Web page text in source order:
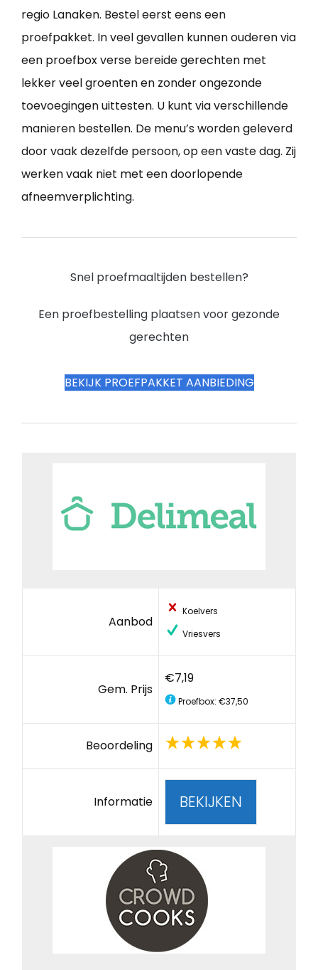
regio Lanaken. Bestel eerst eens een
proefpakket. In veel gevallen kunnen ouderen via
een proefbox verse bereide gerechten met
lekker veel groenten en zonder ongezonde
toevoegingen uittesten. U kunt via verschillende
manieren bestellen. De menu’s worden geleverd
door vaak dezelfde persoon, op een vaste dag. Zij
werken vaak niet met een doorlopende
afneemverplichting.
Snel proefmaaltijden bestellen?
Een proefbestelling plaatsen voor gezonde
gerechten
BEKIJK PROEFPAKKET AANBIEDING
Aanbod
Koelvers
Vriesvers
Gem. Prijs
€7,19
Proefbox: €37,50
Beoordeling
Informatie BEKIJKEN